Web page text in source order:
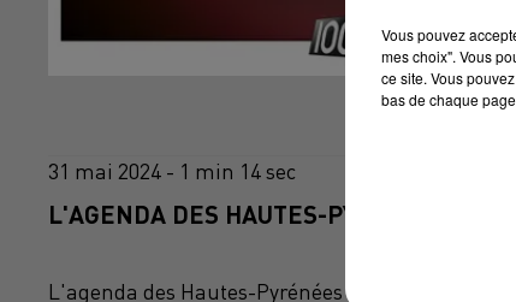
31 mai 2024 - 1 min 14 sec
L'AGENDA DES HAUTES-PYRÉNÉES DU
L'agenda des Hautes-Pyrénées
Vous pouvez
mes choix". Vous
ce site. Vous
bas de chaque